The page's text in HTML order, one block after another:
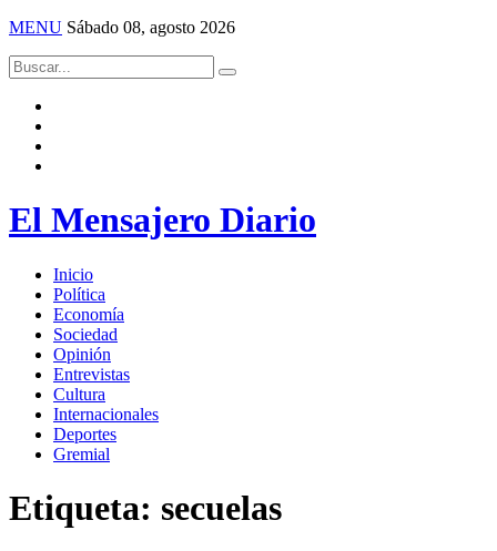
MENU Sábado 08, agosto 2026
El Mensajero Diario
Inicio
Política
Economía
Sociedad
Opinión
Entrevistas
Cultura
Internacionales
Deportes
Gremial
Etiqueta: secuelas